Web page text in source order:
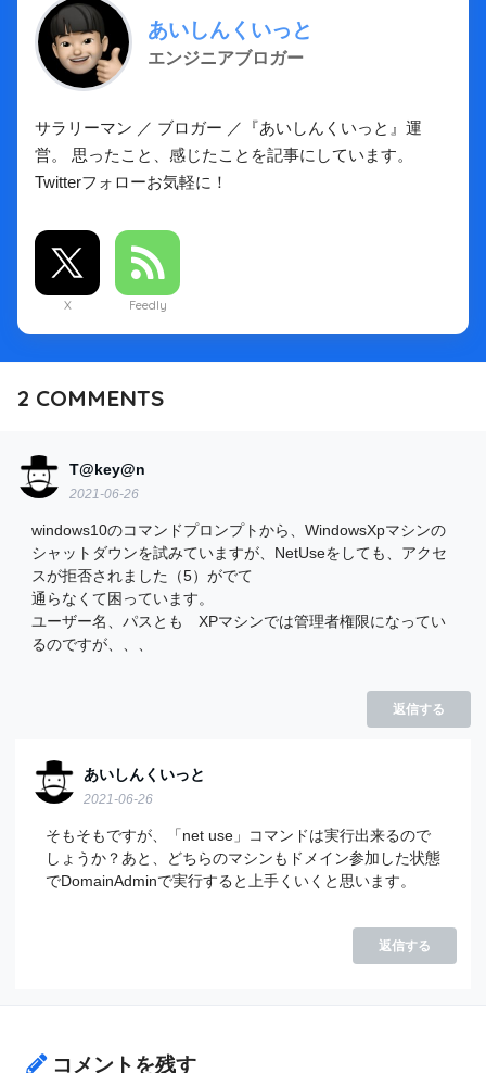
あいしんくいっと
エンジニアブロガー
サラリーマン ／ ブロガー ／『あいしんくいっと』運
営。 思ったこと、感じたことを記事にしています。
Twitterフォローお気軽に！
X Feedly
2 COMMENTS
T@key@n
2021-06-26
windows10のコマンドプロンプトから、WindowsXpマシンの
シャットダウンを試みていますが、NetUseをしても、アクセ
スが拒否されました（5）がでて
通らなくて困っています。
ユーザー名、パスとも XPマシンでは管理者権限になってい
るのですが、、、
返信する
あいしんくいっと
2021-06-26
そもそもですが、「net use」コマンドは実行出来るので
しょうか？あと、どちらのマシンもドメイン参加した状態
でDomainAdminで実行すると上手くいくと思います。
返信する
コメントを残す